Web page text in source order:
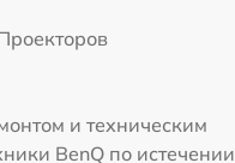
и техническим
BenQ по истечении